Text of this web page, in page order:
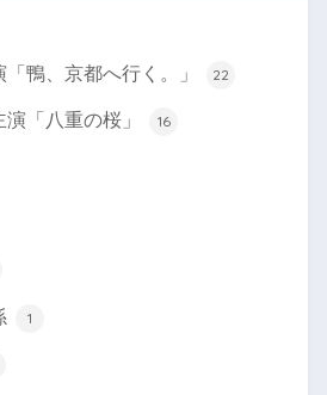
鴨、京都へ行く。」 22
「八重の桜」 16
1